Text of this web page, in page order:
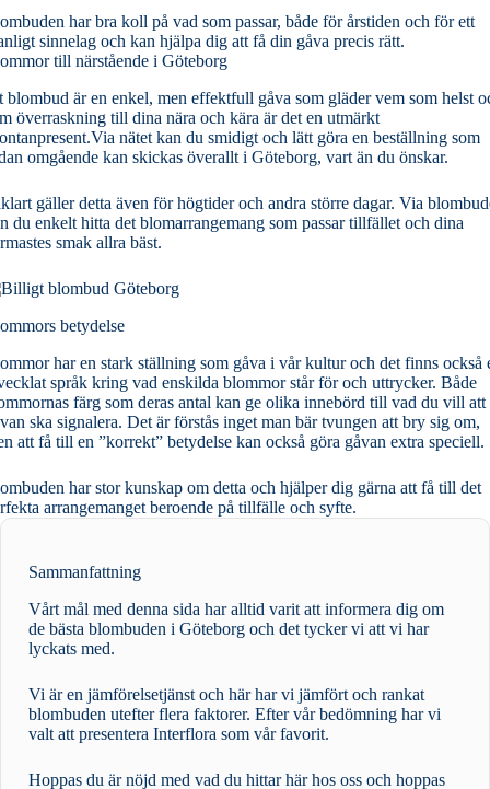
har bra koll på vad som passar, både för årstiden och för ett
sinnelag och kan hjälpa dig att få din gåva precis rätt.
till närstående i Göteborg
blombud är en enkel, men effektfull gåva som gläder vem som helst
överraskning till dina nära och kära är det en utmärkt
nätet kan du smidigt och lätt göra en beställning som
omgående kan skickas överallt i Göteborg, vart än du önskar.
gäller detta även för högtider och andra större dagar. Via
du enkelt hitta det blomarrangemang som passar tillfället och dina
smak allra bäst.
betydelse
har en stark ställning som gåva i vår kultur och det finns också
språk kring vad enskilda blommor står för och uttrycker. Både
färg som deras antal kan ge olika innebörd till vad du vill att
ska signalera. Det är förstås inget man bär tvungen att bry sig om,
att få till en ”korrekt” betydelse kan också göra gåvan extra speciell.
har stor kunskap om detta och hjälper dig gärna att få till det
arrangemanget beroende på tillfälle och syfte.
Sammanfattning
Vårt mål med denna sida har alltid varit att informera dig om
de bästa blombuden i Göteborg och det tycker vi att vi har
lyckats med.
Vi är en jämförelsetjänst och här har vi jämfört och rankat
blombuden utefter flera faktorer. Efter vår bedömning har vi
valt att presentera Interflora som vår favorit.
Hoppas du är nöjd med vad du hittar här hos oss och hoppas